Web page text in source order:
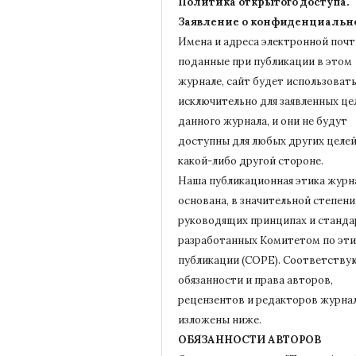
Заявление о
Имена и адреса электронной
поданные при публикации в этом
журнале, сайт будет
исключительно для заявленных
данного журнала, и они не будут
доступны для любых других
какой-либо другой стороне.
Наша публикационная этика
основана, в значительной
руководящих принципах и
разработанных Комитетом по
публикации (COPE).
обязанности и права авторов,
рецензентов и редакторов
изложены ниже.
ОБЯЗАННОСТИ АВТОРОВ